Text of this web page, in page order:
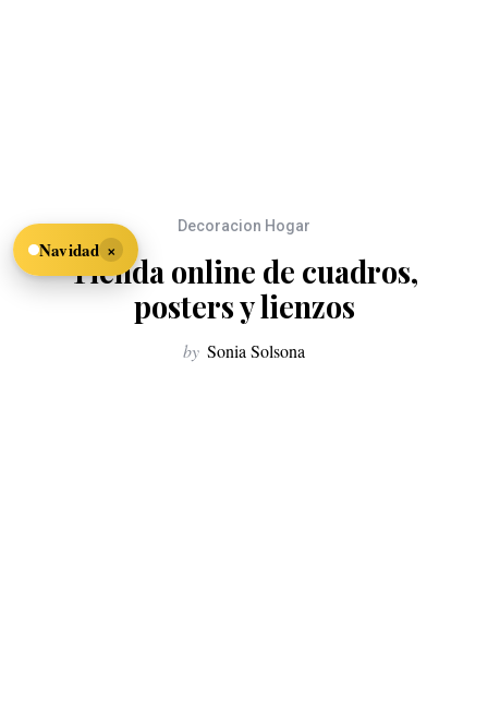
Decoracion Hogar
Tienda online de cuadros,
posters y lienzos
by Sonia Solsona
Navidad ×